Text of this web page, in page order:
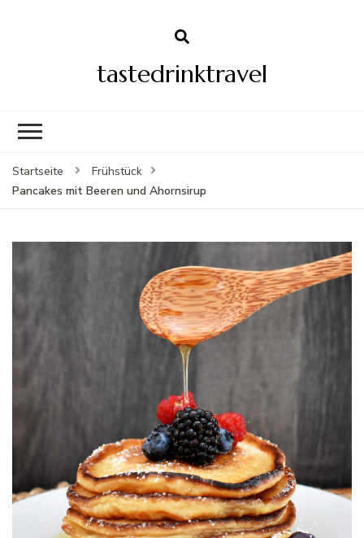
tastedrinktravel
Startseite
Frühstück
Pancakes mit Beeren und Ahornsirup